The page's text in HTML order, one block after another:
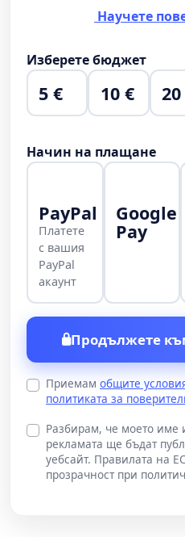
Научете
Изберете бюджет
5 € 10 €
Начин на плащане
PayPal
Платете
с вашия
PayPal
акаунт
Google
Pay
Продължете
Приемам общите
политиката за
Разбирам, че моето име
рекламата ще бъдат
уебсайт. Правилата на
прозрачност при